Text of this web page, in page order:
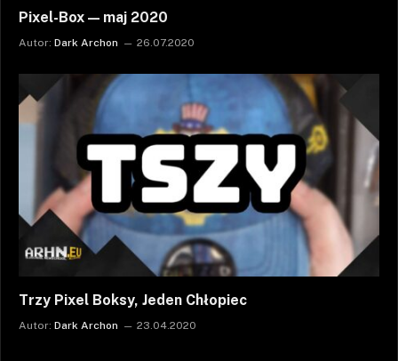
Pixel-Box — maj 2020
Autor: Dark Archon 26.07.2020
Trzy Pixel Boksy, Jeden Chłopiec
Autor: Dark Archon 23.04.2020